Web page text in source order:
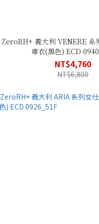
ZeroRH+ 義大利 VENERE 系
車衣(黑色) ECD
NT$4,760
NT$6,800